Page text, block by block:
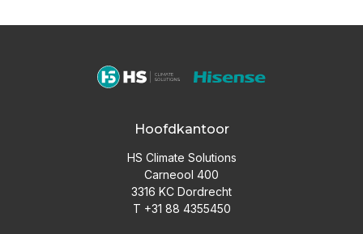
Hoofdkantoor
HS Climate Solutions
Carneool 400
3316 KC Dordrecht
T +31 88 4355450